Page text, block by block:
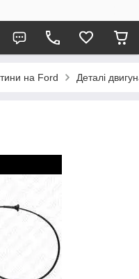
на Ford Деталі